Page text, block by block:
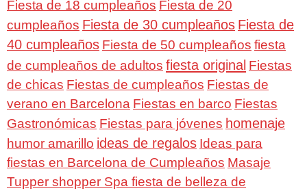
Fiesta de 18 cumpleaños Fiesta de 20
cumpleaños Fiesta de 30 cumpleaños Fiesta de
40 cumpleaños Fiesta de 50 cumpleaños fiesta
de cumpleaños de adultos fiesta original Fiestas
de chicas Fiestas de cumpleaños Fiestas de
verano en Barcelona Fiestas en barco Fiestas
Gastronómicas Fiestas para jóvenes homenaje
humor amarillo ideas de regalos Ideas para
fiestas en Barcelona de Cumpleaños Masaje
Tupper shopper Spa fiesta de belleza de